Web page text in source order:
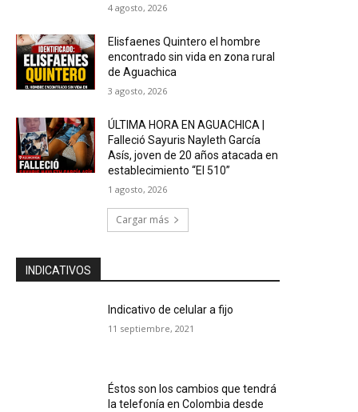
4 agosto, 2026
Elisfaenes Quintero el hombre
encontrado sin vida en zona rural
de Aguachica
3 agosto, 2026
ÚLTIMA HORA EN AGUACHICA |
Falleció Sayuris Nayleth García
Asís, joven de 20 años atacada en
establecimiento “El 510”
1 agosto, 2026
Cargar más
INDICATIVOS
Indicativo de celular a fijo
11 septiembre, 2021
Éstos son los cambios que tendrá
la telefonía en Colombia desde